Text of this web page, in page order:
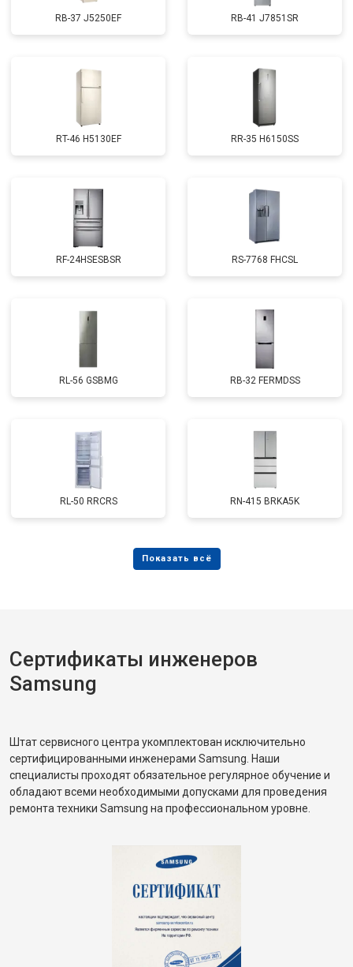
RB-37 J5250EF RB-41 J7851SR
RT-46 H5130EF RR-35 H6150SS
RF-24HSESBSR RS-7768 FHCSL
RL-56 GSBMG RB-32 FERMDSS
RL-50 RRCRS RN-415 BRKA5K
Сертификаты инженеров
Samsung
Штат сервисного центра укомплектован исключительно
сертифицированными инженерами Samsung. Наши
специалисты проходят обязательное регулярное обучение и
обладают всеми необходимыми допусками для проведения
ремонта техники Samsung на профессиональном уровне.